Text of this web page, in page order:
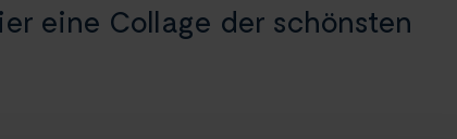
eine Collage der schönsten